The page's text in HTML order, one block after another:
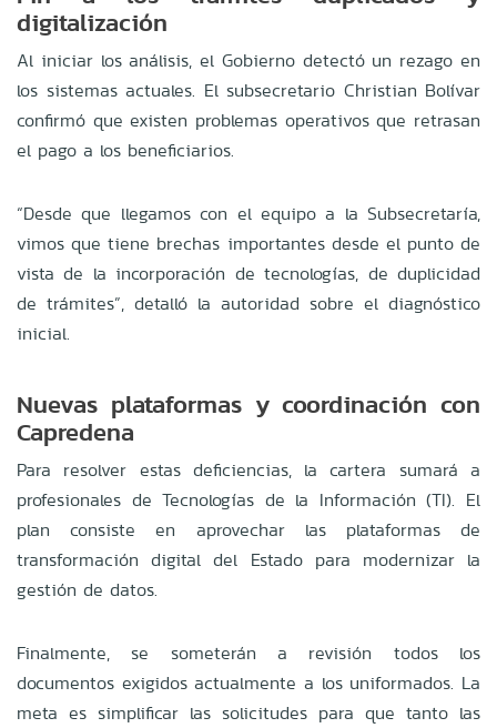
digitalización
Al iniciar los análisis, el Gobierno detectó un rezago en
los sistemas actuales. El subsecretario Christian Bolívar
confirmó que existen problemas operativos que retrasan
el pago a los beneficiarios.
“Desde que llegamos con el equipo a la Subsecretaría,
vimos que tiene brechas importantes desde el punto de
vista de la incorporación de tecnologías, de duplicidad
de trámites”, detalló la autoridad sobre el diagnóstico
inicial.
Nuevas plataformas y coordinación con
Capredena
Para resolver estas deficiencias, la cartera sumará a
profesionales de Tecnologías de la Información (TI). El
plan consiste en aprovechar las plataformas de
transformación digital del Estado para modernizar la
gestión de datos.
Finalmente, se someterán a revisión todos los
documentos exigidos actualmente a los uniformados. La
meta es simplificar las solicitudes para que tanto las